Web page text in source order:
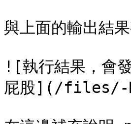
與上面的輸出結
![執行結果，會
屁股](/files/-